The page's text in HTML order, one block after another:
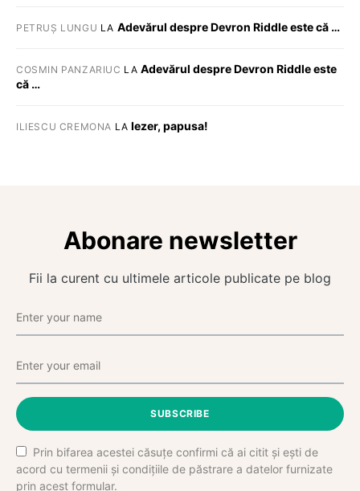
PETRUȘ LUNGU LA Adevărul despre Devron Riddle este că …
COSMIN PANZARIUC LA Adevărul despre Devron Riddle este
că …
ILIESCU CREMONA LAIezer, papusa!
Abonare newsletter
Fii la curent cu ultimele articole publicate pe blog
SUBSCRIBE
Prin bifarea acestei căsuțe confirmi că ai citit și ești de
acord cu termenii și condițiile de păstrare a datelor furnizate
prin acest formular.